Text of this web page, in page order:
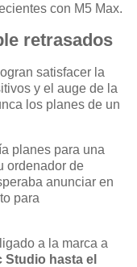
con M5 Max.
retrasados
satisfacer la
y el auge de la
los planes de un
planes para una
ordenador de
anunciar en
para
a la marca a
hasta el